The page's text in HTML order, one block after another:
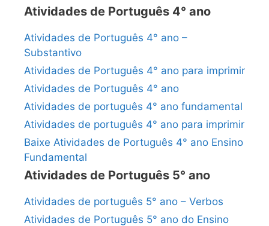
Atividades de Português 4° ano
Atividades de Português 4° ano –
Substantivo
Atividades de Português 4° ano para imprimir
Atividades de Português 4° ano
Atividades de português 4° ano fundamental
Atividades de português 4° ano para imprimir
Baixe Atividades de Português 4° ano Ensino
Fundamental
Atividades de Português 5° ano
Atividades de português 5° ano – Verbos
Atividades de Português 5° ano do Ensino